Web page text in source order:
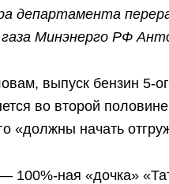
департамента
Минэнерго РФ
выпуск бензин 5-
во второй
«должны начать
100%-ная «дочка»